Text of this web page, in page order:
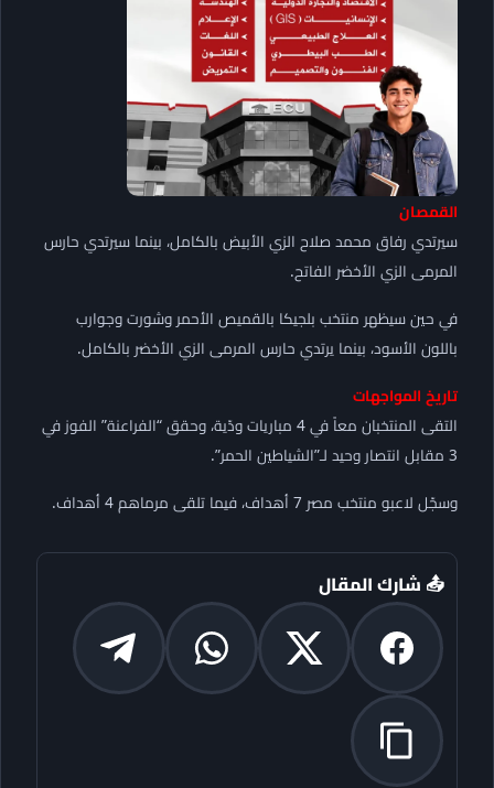
القمصان
سيرتدي رفاق محمد صلاح الزي الأبيض بالكامل، بينما سيرتدي حارس
المرمى الزي الأخضر الفاتح.
في حين سيظهر منتخب بلجيكا بالقميص الأحمر وشورت وجوارب
باللون الأسود، بينما يرتدي حارس المرمى الزي الأخضر بالكامل.
تاريخ المواجهات
التقى المنتخبان معاً في 4 مباريات ودّية، وحقق “الفراعنة” الفوز في
3 مقابل انتصار وحيد لـ”الشياطين الحمر”.
وسجّل لاعبو منتخب مصر 7 أهداف، فيما تلقى مرماهم 4 أهداف.
📤 شارك المقال